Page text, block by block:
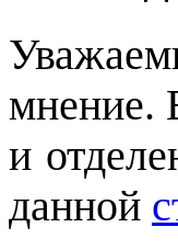
мнение.
и
данной